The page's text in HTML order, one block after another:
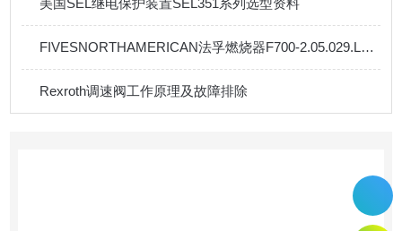
美国SEL继电保护装置SEL351系列选型资料
FIVESNORTHAMERICAN法孚燃烧器F700-2.05.029.LX750总现货直销
Rexroth调速阀工作原理及故障排除